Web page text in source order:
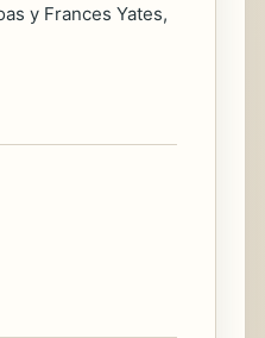
y Frances Yates,